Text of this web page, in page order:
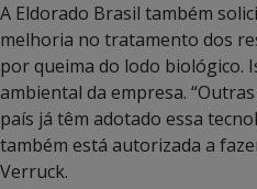
A Eldorado Brasil também
melhoria no tratamento dos
por queima do lodo biológico.
ambiental da empresa.
país já têm adotado essa
também está autorizada a
Verruck.